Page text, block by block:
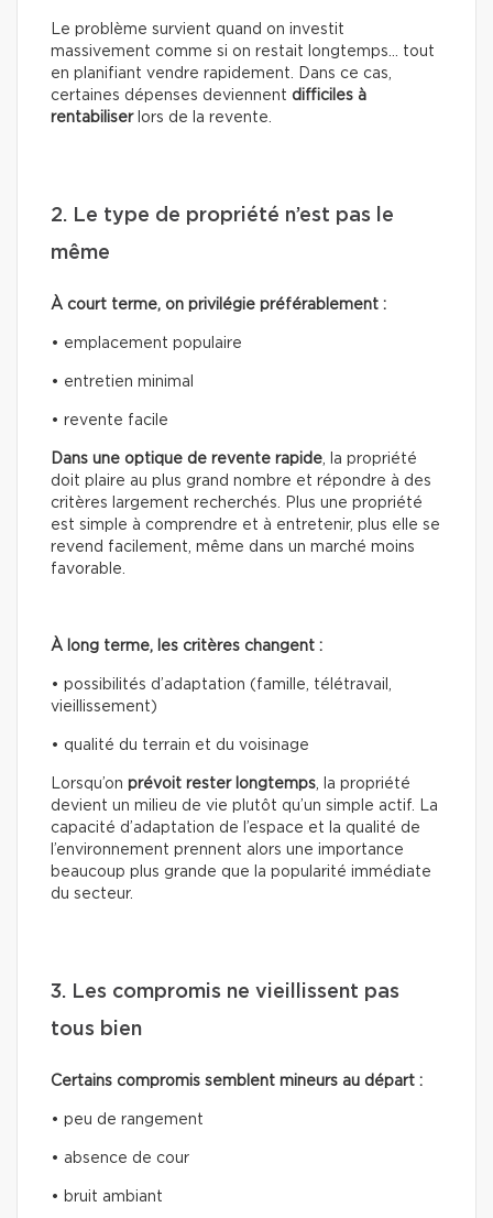
Le problème survient quand on investit
massivement comme si on restait longtemps… tout
en planifiant vendre rapidement. Dans ce cas,
certaines dépenses deviennent difficiles à
rentabiliserlors de la revente.
2. Le type de propriété n’est pas le
même
À court terme, on privilégie préférablement :
• emplacement populaire
• entretien minimal
• revente facile
Dans une optique de revente rapide , la propriété
doit plaire au plus grand nombre et répondre à des
critères largement recherchés. Plus une propriété
est simple à comprendre et à entretenir, plus elle se
revend facilement, même dans un marché moins
favorable.
À long terme, les critères changent :
• possibilités d’adaptation (famille, télétravail,
vieillissement)
• qualité du terrain et du voisinage
Lorsqu’on prévoit rester longtemps , la propriété
devient un milieu de vie plutôt qu’un simple actif. La
capacité d’adaptation de l’espace et la qualité de
l’environnement prennent alors une importance
beaucoup plus grande que la popularité immédiate
du secteur.
3. Les compromis ne vieillissent pas
tous bien
Certains compromis semblent mineurs au départ :
• peu de rangement
• absence de cour
• bruit ambiant